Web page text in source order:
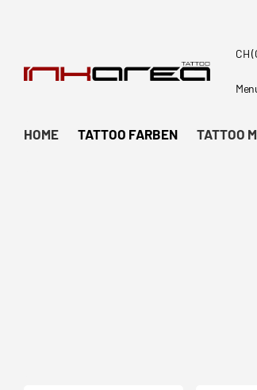
CH
HOME TATTOO FARBEN TATTOO